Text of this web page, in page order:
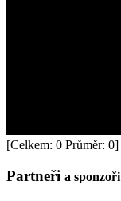
[Celkem: 0 Průměr: 0]
Partneři a sponzoři